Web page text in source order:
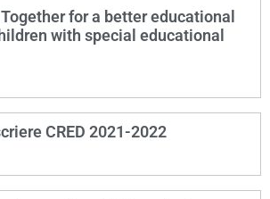
for a better educational
with special educational
CRED 2021-2022